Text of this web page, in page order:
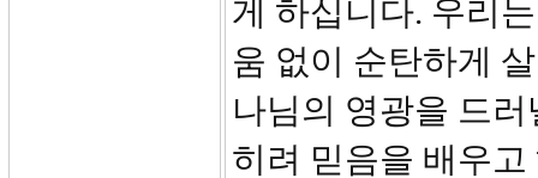
게 하십니다. 우리
움 없이 순탄하게
나님의 영광을 드
히려 믿음을 배우